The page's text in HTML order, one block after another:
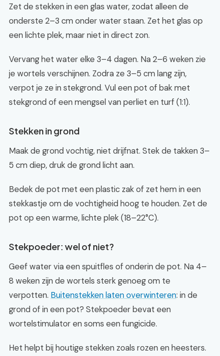
Zet de stekken in een glas water, zodat alleen de
onderste 2–3 cm onder water staan. Zet het glas op
een lichte plek, maar niet in direct zon.
Vervang het water elke 3–4 dagen. Na 2–6 weken zie
je wortels verschijnen. Zodra ze 3–5 cm lang zijn,
verpot je ze in stekgrond. Vul een pot of bak met
stekgrond of een mengsel van perliet en turf (1:1).
Stekken in grond
Maak de grond vochtig, niet drijfnat. Stek de takken 3–
5 cm diep, druk de grond licht aan.
Bedek de pot met een plastic zak of zet hem in een
stekkastje om de vochtigheid hoog te houden. Zet de
pot op een warme, lichte plek (18–22°C).
Stekpoeder: wel of niet?
Geef water via een spuitfles of onderin de pot. Na 4–
8 weken zijn de wortels sterk genoeg om te
verpotten. Buitenstekken laten overwinteren: in de
grond of in een pot? Stekpoeder bevat een
wortelstimulator en soms een fungicide.
Het helpt bij houtige stekken zoals rozen en heesters.